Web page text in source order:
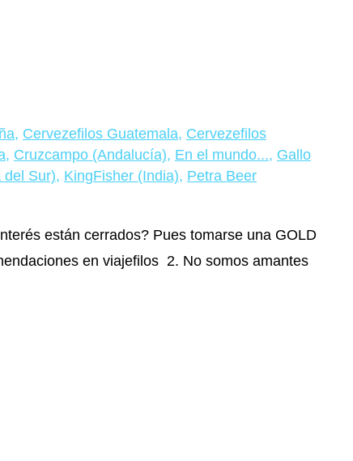
, Cervezefilos Guatemala, Cervezefilos
, Cruzcampo (Andalucía), En el mundo..., Gallo
del Sur), KingFisher (India), Petra Beer
están cerrados? Pues tomarse una GOLD
en viajefilos 2. No somos amantes